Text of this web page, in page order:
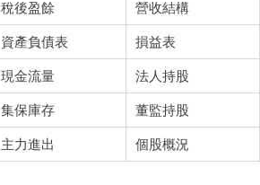
稅後盈餘 營收結構
資產負債表 損益表
現金流量 法人持股
集保庫存 董監持股
主力進出 個股概況